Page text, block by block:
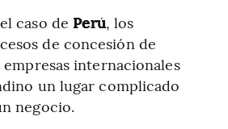
caso de Perú, los
de concesión de
internacionales
un lugar complicado
negocio.